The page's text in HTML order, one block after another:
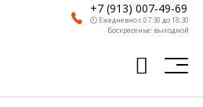
+7 (913) 007-49-69
🕗 Ежедневно с 07:30 до 18:30
Воскресенье: выходной